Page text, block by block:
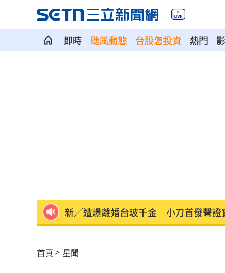
即時 颱風動態 台股怎投資 熱門
白海豚逼近！台灣兩樣情 風雨最劇時
首頁 星聞